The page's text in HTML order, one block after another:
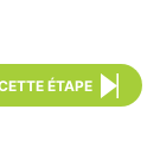
ÉTAPE